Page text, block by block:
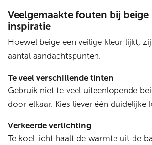
Veelgemaakte fouten bij beige
inspiratie
Hoewel beige een veilige kleur lijkt,
aantal aandachtspunten.
Te veel verschillende tinten
Gebruik niet te veel uiteenlopende
door elkaar. Kies liever één duidelijke
Verkeerde verlichting
Te koel licht haalt de warmte uit de